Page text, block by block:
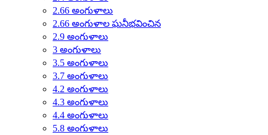
2.66 అంగుళాలు
2.66 అంగుళాల ఘనీభవించిన
2.9 అంగుళాలు
3 అంగుళాలు
3.5 అంగుళాలు
3.7 అంగుళాలు
4.2 అంగుళాలు
4.3 అంగుళాలు
4.4 అంగుళాలు
5.8 అంగుళాలు